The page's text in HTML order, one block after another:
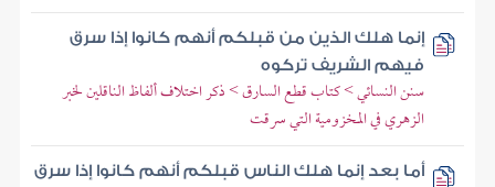
إنما هلك الذين من قبلكم أنهم كانوا إذا سرق
فيهم الشريف تركوه
سنن النسائي > كتاب قطع السارق > ذكر اختلاف ألفاظ الناقلين لخبر
الزهري في المخزومية التي سرقت
أما بعد إنما هلك الناس قبلكم أنهم كانوا إذا سرق